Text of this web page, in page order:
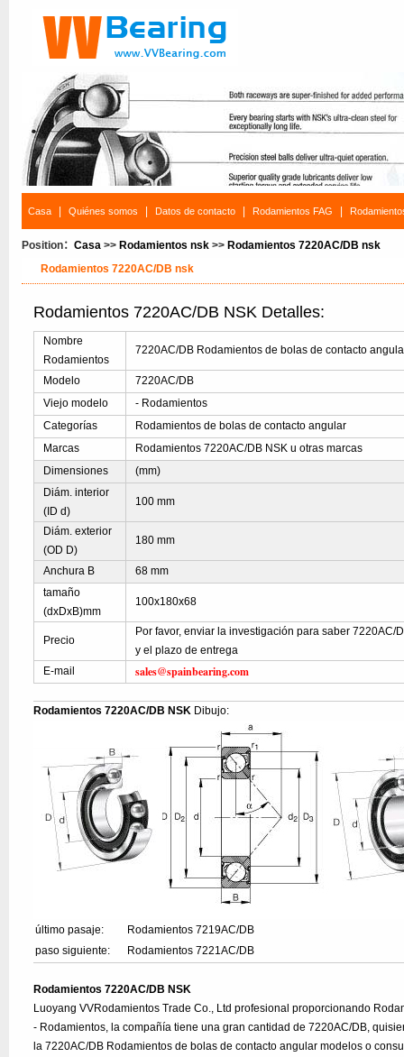
Casa Quiénes somos Datos de contacto Rodamientos FAG
Position： Casa >> Rodamientos nsk >> Rodamientos 7220AC/DB nsk
Rodamientos 7220AC/DB nsk
Rodamientos 7220AC/DB NSK Detalles:
Nombre
Rodamientos
7220AC/DB Rodamientos de bolas de contacto
Modelo
7220AC/DB
Viejo modelo
- Rodamientos
Categorías
Rodamientos de bolas de contacto angular
Marcas
Rodamientos 7220AC/DB NSK u otras marcas
Dimensiones
(mm)
Diám. interior
(ID d)
100 mm
Diám. exterior
(OD D)
180 mm
Anchura B
68 mm
tamaño
(dxDxB)mm
100x180x68
Precio
Por favor, enviar la investigación para saber 7220AC/
y el plazo de entrega
E-mail
sales@spainbearing.com
Rodamientos 7220AC/DB NSK Dibujo:
último pasaje:
Rodamientos 7219AC/DB
paso siguiente:
Rodamientos 7221AC/DB
Rodamientos 7220AC/DB NSK
Luoyang VVRodamientos Trade Co., Ltd profesional proporcionando
- Rodamientos, la compañía tiene una gran cantidad de 7220AC/DB,
la 7220AC/DB Rodamientos de bolas de contacto angular modelos o